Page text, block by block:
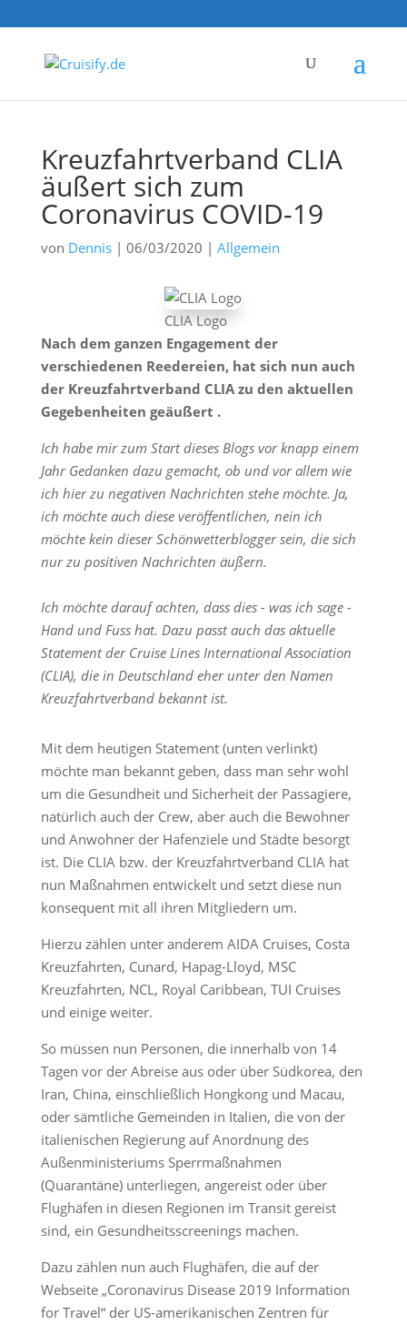
Kreuzfahrtverband CLIA
äußert sich zum
Coronavirus COVID-19
von Dennis| 06/03/2020 | Allgemein
CLIA Logo
Nach dem ganzen Engagement der
verschiedenen Reedereien, hat sich nun auch
der Kreuzfahrtverband CLIA zu den aktuellen
Gegebenheiten geäußert .
Ich habe mir zum Start dieses Blogs vor knapp einem
Jahr Gedanken dazu gemacht, ob und vor allem wie
ich hier zu negativen Nachrichten stehe möchte. Ja,
ich möchte auch diese veröffentlichen, nein ich
möchte kein dieser Schönwetterblogger sein, die sich
nur zu positiven Nachrichten äußern.
Ich möchte darauf achten, dass dies - was ich sage -
Hand und Fuss hat. Dazu passt auch das aktuelle
Statement der Cruise Lines International Association
(CLIA), die in Deutschland eher unter den Namen
Kreuzfahrtverband bekannt ist.
Mit dem heutigen Statement (unten verlinkt)
möchte man bekannt geben, dass man sehr wohl
um die Gesundheit und Sicherheit der Passagiere,
natürlich auch der Crew, aber auch die Bewohner
und Anwohner der Hafenziele und Städte besorgt
ist. Die CLIA bzw. der Kreuzfahrtverband CLIA hat
nun Maßnahmen entwickelt und setzt diese nun
konsequent mit all ihren Mitgliedern um.
Hierzu zählen unter anderem AIDA Cruises, Costa
Kreuzfahrten, Cunard, Hapag-Lloyd, MSC
Kreuzfahrten, NCL, Royal Caribbean, TUI Cruises
und einige weiter.
So müssen nun Personen, die innerhalb von 14
Tagen vor der Abreise aus oder über Südkorea, den
Iran, China, einschließlich Hongkong und Macau,
oder sämtliche Gemeinden in Italien, die von der
italienischen Regierung auf Anordnung des
Außenministeriums Sperrmaßnahmen
(Quarantäne) unterliegen, angereist oder über
Flughäfen in diesen Regionen im Transit gereist
sind, ein Gesundheitsscreenings machen.
Dazu zählen nun auch Flughäfen, die auf der
Webseite „Coronavirus Disease 2019 Information
for Travel“ der US-amerikanischen Zentren für